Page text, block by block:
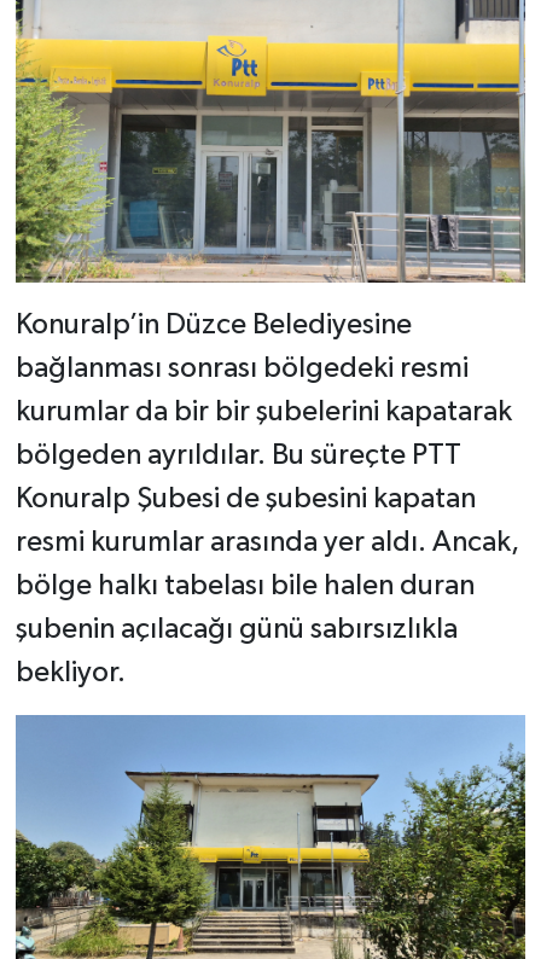
Konuralp’in Düzce Belediyesine
bağlanması sonrası bölgedeki resmi
kurumlar da bir bir şubelerini kapatarak
bölgeden ayrıldılar. Bu süreçte PTT
Konuralp Şubesi de şubesini kapatan
resmi kurumlar arasında yer aldı. Ancak,
bölge halkı tabelası bile halen duran
şubenin açılacağı günü sabırsızlıkla
bekliyor.